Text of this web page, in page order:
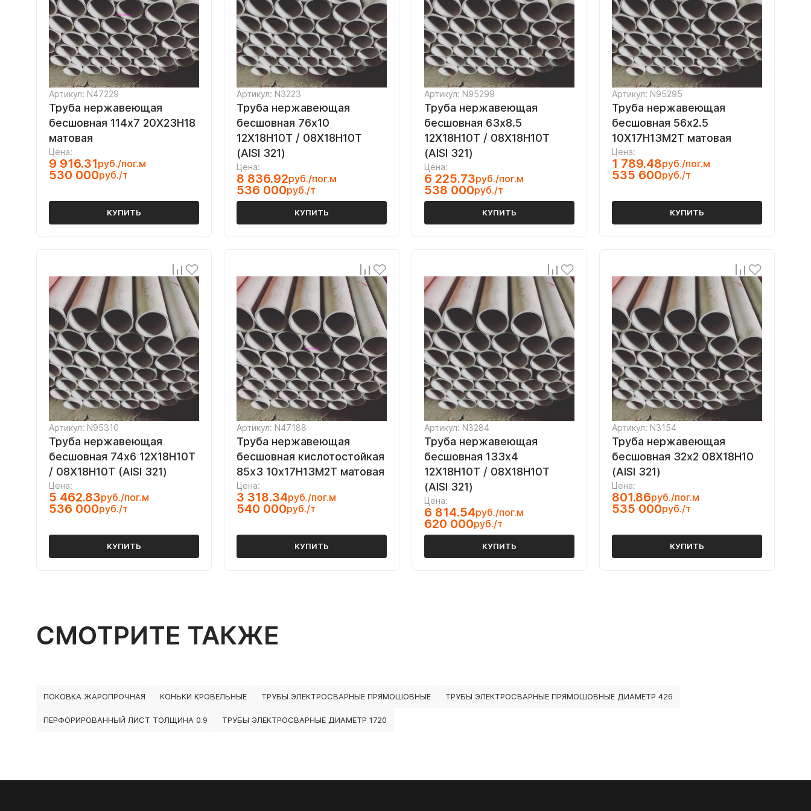
Артикул: N47229
Труба нержавеющая
бесшовная 114х7 20Х23Н18
матовая
Цена:
9 916.31руб./пог.м
530 000руб./т
КУПИТЬ
Артикул: N3223
Труба нержавеющая
бесшовная 76х10
12Х18Н10Т / 08Х18Н10Т
(AISI 321)
Цена:
8 836.92руб./пог.м
536 000руб./т
КУПИТЬ
Артикул: N95299
Труба нержавеющая
бесшовная 63х8.5
12Х18Н10Т / 08Х18Н10Т
(AISI 321)
Цена:
6 225.73руб./пог.м
538 000руб./т
КУПИТЬ
Артикул: N95295
Труба нержавеющая
бесшовная 56х2.5
10Х17Н13М2Т матовая
Цена:
1 789.48руб./пог.м
535 600руб./т
КУПИТЬ
Артикул: N95310
Труба нержавеющая
бесшовная 74х6 12Х18Н10Т
/ 08Х18Н10Т (AISI 321)
Цена:
5 462.83руб./пог.м
536 000руб./т
КУПИТЬ
Артикул: N47188
Труба нержавеющая
бесшовная кислотостойкая
85х3 10х17Н13М2Т матовая
Цена:
3 318.34руб./пог.м
540 000руб./т
КУПИТЬ
Артикул: N3284
Труба нержавеющая
бесшовная 133х4
12Х18Н10Т / 08Х18Н10Т
(AISI 321)
Цена:
6 814.54руб./пог.м
620 000руб./т
КУПИТЬ
Артикул: N3154
Труба нержавеющая
бесшовная 32х2 08Х18Н10
(AISI 321)
Цена:
801.86руб./пог.м
535 000руб./т
КУПИТЬ
СМОТРИТЕ ТАКЖЕ
ПОКОВКА ЖАРОПРОЧНАЯ КОНЬКИ КРОВЕЛЬНЫЕ ТРУБЫ ЭЛЕКТРОСВАРНЫЕ ПРЯМОШОВНЫЕ ТРУБЫ ЭЛЕКТРОСВАРНЫЕ ПРЯМОШОВНЫЕ ДИАМЕТР 426
ПЕРФОРИРОВАННЫЙ ЛИСТ ТОЛЩИНА 0.9 ТРУБЫ ЭЛЕКТРОСВАРНЫЕ ДИАМЕТР 1720